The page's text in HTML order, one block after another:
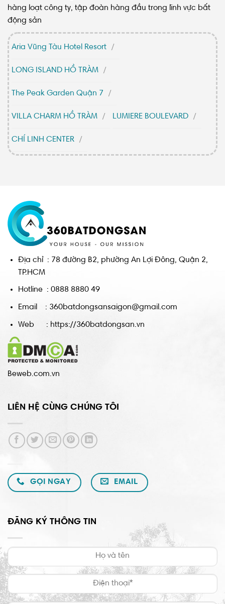
hàng loạt công ty, tập đoàn hàng đầu trong lĩnh vực bất
động sản
Aria Vũng Tàu Hotel Resort
LONG ISLAND HỒ TRÀM
The Peak Garden Quận 7
VILLA CHARM HỒ TRÀM LUMIERE BOULEVARD
CHÍ LINH CENTER
Địa chỉ : 78 đường B2, phường An Lợi Đông, Quận 2,
TP.HCM
Hotline : 0888 8880 49
Email : 360batdongsansaigon@gmail.com
Web : https://360batdongsan.vn
Beweb.com.vn
LIÊN HỆ CÙNG CHÚNG TÔI
GỌI NGAY EMAIL
ĐĂNG KÝ THÔNG TIN